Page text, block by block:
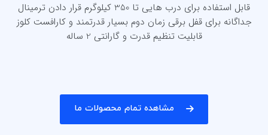
قابل استفاده برای درب هایی تا 350 کیلوگرم قرار دادن ترمینال
جداگانه برای قفل برقی زمان دوم بسیار قدرتمند و کارافست کلوز
قابلیت تنظیم قدرت و گارانتی 2 ساله
مشاهده تمام محصولات ما